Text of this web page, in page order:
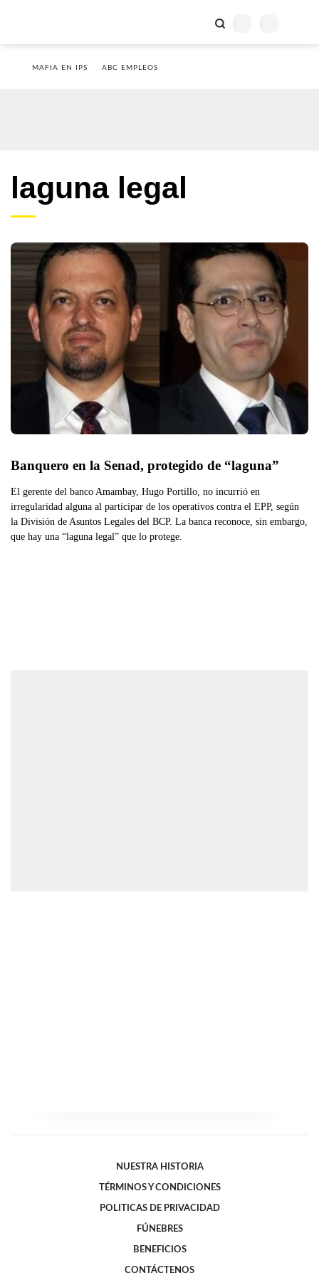
MAFIA EN IPS ABC EMPLEOS
laguna legal
Banquero en la Senad, protegido de “laguna”
El gerente del banco Amambay, Hugo Portillo, no incurrió en
irregularidad alguna al participar de los operativos contra el EPP, según
la División de Asuntos Legales del BCP. La banca reconoce, sin embargo,
que hay una “laguna legal” que lo protege.
NUESTRA HISTORIA
TÉRMINOS Y CONDICIONES
POLITICAS DE PRIVACIDAD
FÚNEBRES
BENEFICIOS
CONTÁCTENOS